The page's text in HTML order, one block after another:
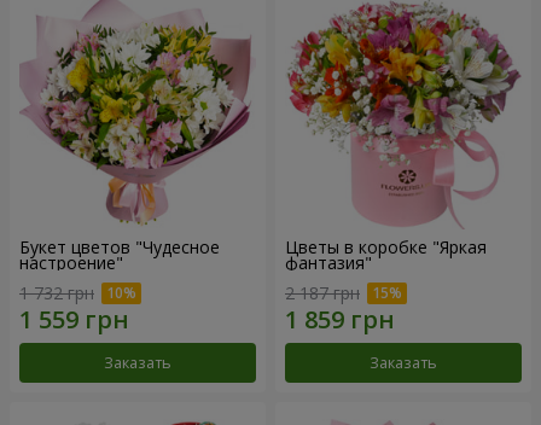
Букет цветов "Чудесное
настроение"
1 732 грн
Заказать
Цветы в коробке "Яркая
фантазия"
2 187 грн
Заказать